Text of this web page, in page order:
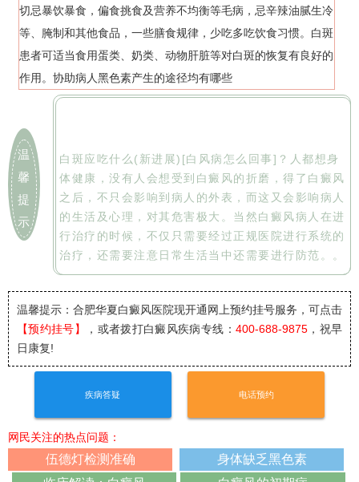
切忌暴饮暴食，偏食挑食及营养不均衡等毛病，忌辛辣油腻生冷
等、腌制和其他食品，一些膳食规律，少吃多吃饮食习惯。白斑
患者可适当食用蛋类、奶类、动物肝脏等对白斑的恢复有良好的
作用。协助病人黑色素产生的途径均有哪些
温
馨
提
示
白斑应吃什么(新进展)[白风病怎么回事]？人都想身
体健康，没有人会想受到白癜风的折磨，得了白癜风
之后，不只会影响到病人的外表，而这又会影响病人
的生活及心理，对其危害极大。当然白癜风病人在进
行治疗的时候，不仅只需要经过正规医院进行系统的
治疗，还需要注意日常生活当中还需要进行防范。。
温馨提示：合肥华夏白癜风医院现开通网上预约挂号服务，可点击
【预约挂号】
，或者拨打白癜风疾病专线： 400-688-9875，祝早
日康复!
疾病答疑 电话预约
网民关注的热点问题：
伍德灯检测准确
身体缺乏黑色素